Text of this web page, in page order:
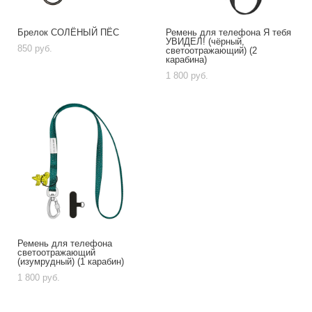
Брелок СОЛЁНЫЙ ПЁС
850 pуб.
Ремень для телефона Я тебя
УВИДЕЛ! (чёрный,
светоотражающий) (2
карабина)
1 800 pуб.
Ремень для телефона
светоотражающий
(изумрудный) (1 карабин)
1 800 pуб.